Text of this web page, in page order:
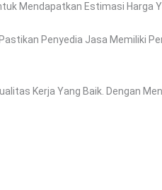
Mendapatkan Estimasi Harga
Penyedia Jasa Memiliki
Kerja Yang Baik. Dengan